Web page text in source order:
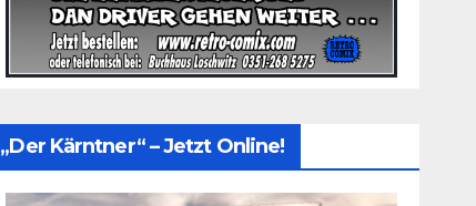
„Der Kärntner“ – Jetzt Online!